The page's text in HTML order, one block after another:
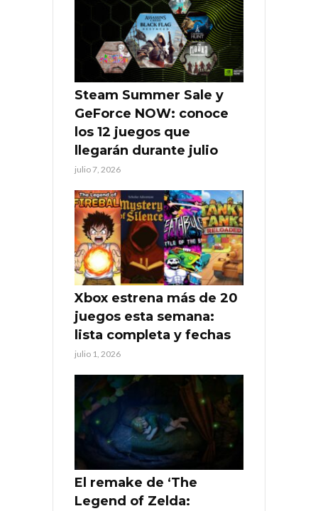
Steam Summer Sale y
GeForce NOW: conoce
los 12 juegos que
llegarán durante julio
julio 7, 2026
Xbox estrena más de 20
juegos esta semana:
lista completa y fechas
julio 1, 2026
El remake de ‘The
Legend of Zelda: